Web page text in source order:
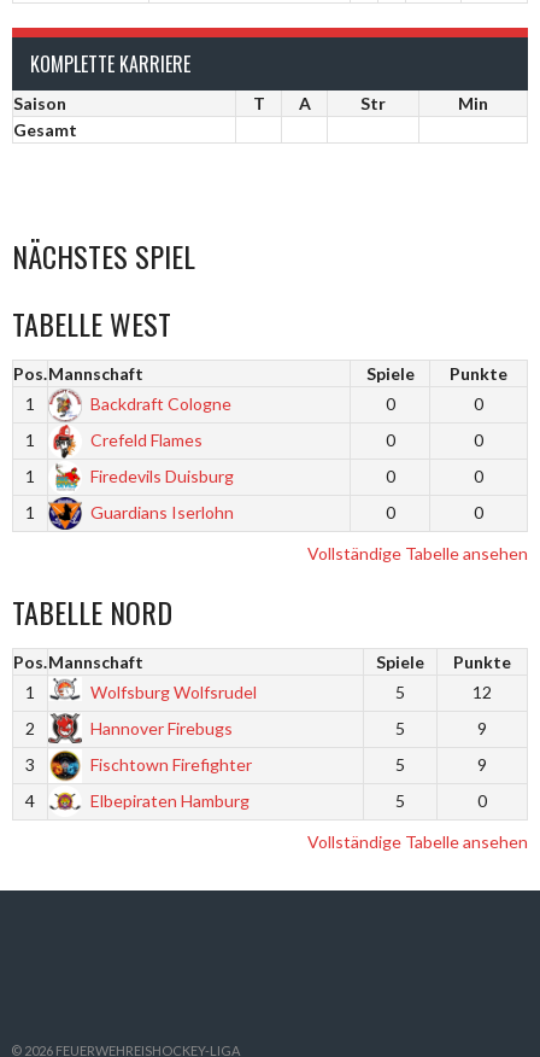
KOMPLETTE KARRIERE
Saison T A Str
Min
Gesamt
NÄCHSTES SPIEL
TABELLE WEST
Pos.Mannschaft Spiele
Punkte
1
Backdraft Cologne 0
0
1
Crefeld Flames 0
0
1
Firedevils Duisburg 0
0
1
Guardians Iserlohn 0
0
Vollständige Tabelle ansehen
TABELLE NORD
Pos.Mannschaft Spiele
Punkte
1
Wolfsburg Wolfsrudel 5
12
2
Hannover Firebugs 5
9
3
Fischtown Firefighter 5
9
4
Elbepiraten Hamburg 5
0
Vollständige Tabelle ansehen
© 2026 FEUERWEHREISHOCKEY-LIGA